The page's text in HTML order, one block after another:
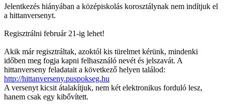
Jelentkezés hiányában a középiskolás korosztálynak nem indítjuk el
a hittanversenyt.
Regisztrálni február 21-ig lehet!
Akik már regisztráltak, azoktól kis türelmet kérünk, mindenki
időben meg fogja kapni felhasználó nevét és jelszavát. A
hittanverseny feladatait a következő helyen találod:
http://hittanverseny.puspokseg.hu
A versenyt kicsit átalakítjuk, nem két elektronikus forduló lesz,
hanem csak egy kibővített.